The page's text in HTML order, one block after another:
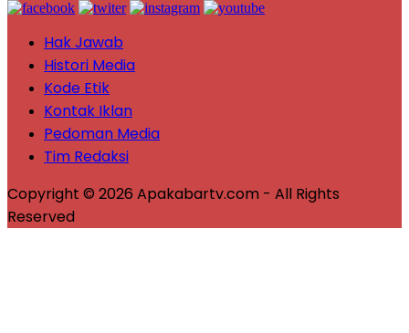
Hak Jawab
Histori Media
Kode Etik
Kontak Iklan
Pedoman Media
Tim Redaksi
Copyright © 2026 Apakabartv.com - All Rights
Reserved